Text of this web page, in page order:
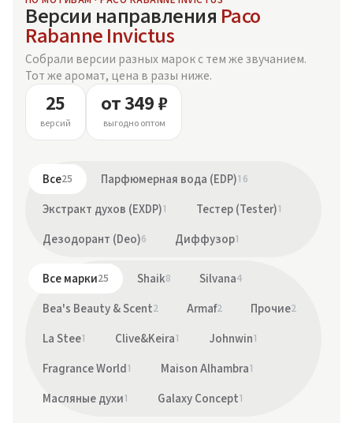
Версии направления Paco
Rabanne Invictus
Собрали версии разных марок с тем же звучанием.
Тот же аромат, цена в разы ниже.
25
версий
от 349 ₽
выгодно оптом
Все25 Парфюмерная вода (EDP)16
Экстракт духов (EXDP)1 Тестер (Tester)1
Дезодорант (Deo)6 Диффузор1
Все марки25 Shaik8 Silvana4
Bea's Beauty & Scent2 Armaf2 Прочие2
La Stee1 Clive&Keira1 Johnwin1
Fragrance World 1 Maison Alhambra1
Масляные духи1 Galaxy Concept1